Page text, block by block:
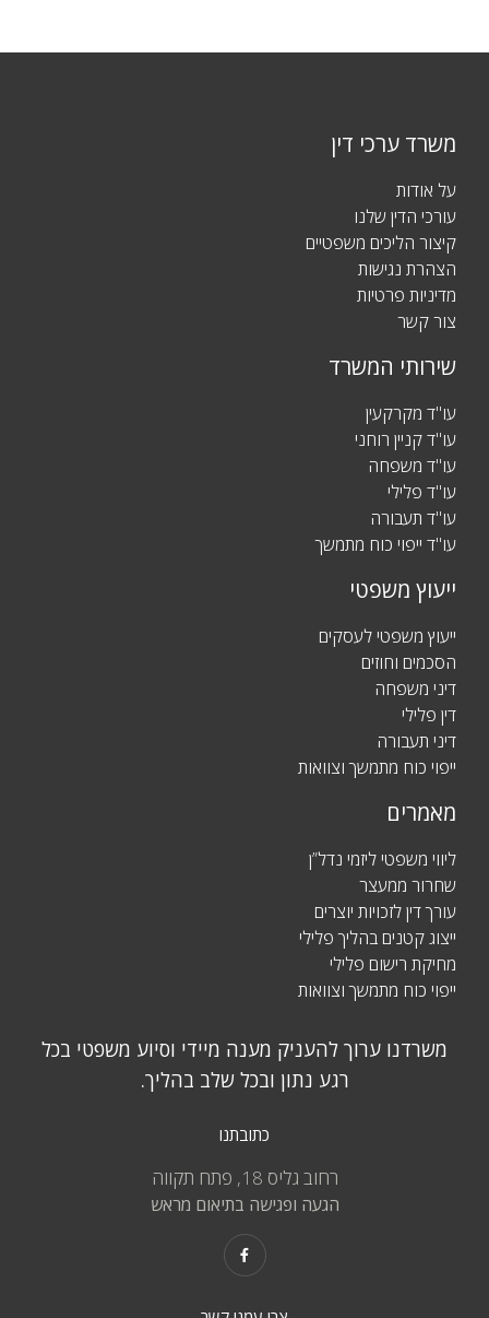
משרד ערכי דין
על אודות
עורכי הדין שלנו
קיצור הליכים משפטיים
הצהרת נגישות
מדיניות פרטיות
צור קשר
שירותי המשרד
עו"ד מקרקעין
עו"ד קניין רוחני
עו"ד משפחה
עו"ד פלילי
עו"ד תעבורה
עו"ד ייפוי כוח מתמשך
ייעוץ משפטי
ייעוץ משפטי לעסקים
הסכמים וחוזים
דיני משפחה
דין פלילי
דיני תעבורה
ייפוי כוח מתמשך וצוואות
מאמרים
ליווי משפטי ליזמי נדל”ן
שחרור ממעצר
עורך דין לזכויות יוצרים
ייצוג קטנים בהליך פלילי
מחיקת רישום פלילי
ייפוי כוח מתמשך וצוואות
משרדנו ערוך להעניק מענה מיידי וסיוע משפטי בכל
רגע נתון ובכל שלב בהליך.
כתובתנו
רחוב גליס 18, פתח תקווה
הגעה ופגישה בתיאום מראש